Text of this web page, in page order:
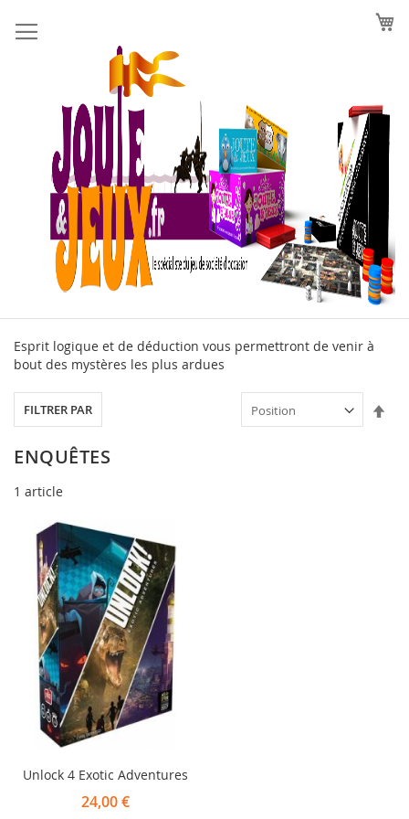
au
contenu
Esprit logique et de déduction vous permettront de venir à
bout des mystères les plus ardues
ENQUÊTES
1 article
Unlock 4 Exotic Adventures
24,00 €
FILTRER PAR